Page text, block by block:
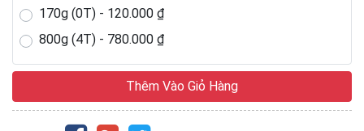
170g (0T) - 120.000 ₫
800g (4T) - 780.000 ₫
Thêm Vào Giỏ Hàng